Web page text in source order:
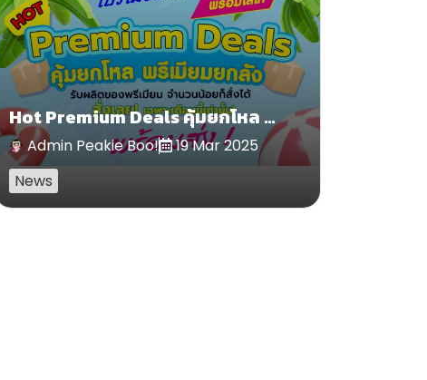
Hot Premium Deals คุ้มยกโหล พรีเมียมยกลัง พร้อม
Admin Peakie Boo!
19 Mar 2025
News